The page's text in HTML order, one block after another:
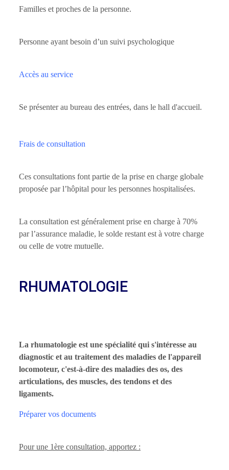
Familles et proches de la personne.
Personne ayant besoin d’un suivi psychologique
Accès au service
Se présenter au bureau des entrées, dans le hall d'accueil.
Frais de consultation
Ces consultations font partie de la prise en charge globale
proposée par l’hôpital pour les personnes hospitalisées.
La consultation est généralement prise en charge à 70%
par l’assurance maladie, le solde restant est à votre charge
ou celle de votre mutuelle.
RHUMATOLOGIE
La rhumatologie est une spécialité qui s'intéresse au
diagnostic et au traitement des maladies de l'appareil
locomoteur, c'est-à-dire des maladies des os, des
articulations, des muscles, des tendons et des
ligaments.
Préparer vos documents
Pour une 1ère consultation, apportez :